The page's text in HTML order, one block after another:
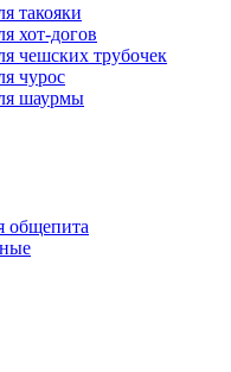
такояки
хот-догов
чешских трубочек
чурос
шаурмы
общепита